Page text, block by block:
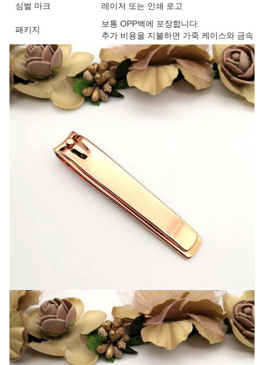
심벌 마크
레이저 또는 인쇄 로고
패키지
보통 OPP백에 포장합니다.
추가 비용을 지불하면 가죽 케이스와 금속